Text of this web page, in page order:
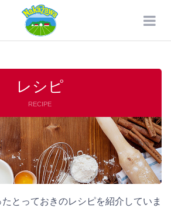
レシピ
RECIPE
とっておきのレシピを紹介していま